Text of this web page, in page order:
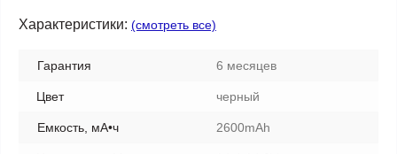
Характеристики: (смотреть все)
Гарантия 6 месяцев
Цвет черный
Емкость, мА•ч 2600mAh